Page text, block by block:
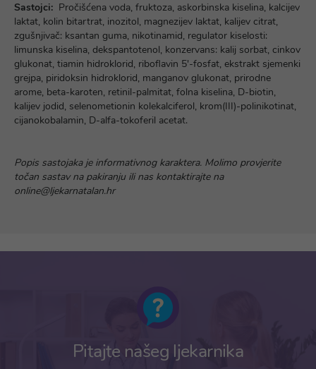
Sastojci: Pročišćena voda, fruktoza, askorbinska kiselina, kalcijev
laktat, kolin bitartrat, inozitol, magnezijev laktat, kalijev citrat,
zgušnjivač: ksantan guma, nikotinamid, regulator kiselosti:
limunska kiselina, dekspantotenol, konzervans: kalij sorbat, cinkov
glukonat, tiamin hidroklorid, riboflavin 5′-fosfat, ekstrakt sjemenki
grejpa, piridoksin hidroklorid, manganov glukonat, prirodne
arome, beta-karoten, retinil-palmitat, folna kiselina, D-biotin,
kalijev jodid, selenometionin kolekalciferol, krom(III)-polinikotinat,
cijanokobalamin, D-alfa-tokoferil acetat.
Popis sastojaka je informativnog karaktera. Molimo provjerite
točan sastav na pakiranju ili nas kontaktirajte na
online@ljekarnatalan.hr
Pitajte našeg ljekarnika